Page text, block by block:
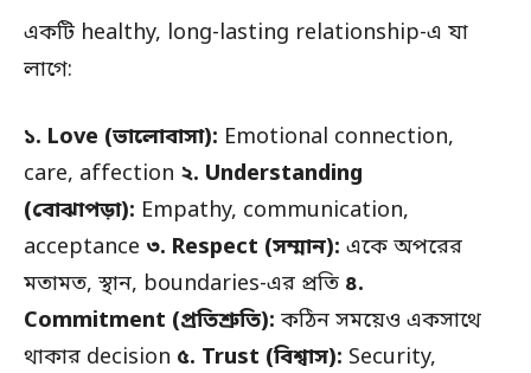
একটি healthy, long-lasting relationship-এ যা
লাগে:
১. Love (ভালোবাসা): Emotional connection,
care, affection ২. Understanding
(বোঝাপড়া): Empathy, communication,
acceptance ৩. Respect (সম্মান): একে অপরের
মতামত, স্থান, boundaries-এর প্রতি ৪.
Commitment (প্রতিশ্রুতি): কঠিন সময়েও একসাথে
থাকার decision ৫. Trust (বিশ্বাস): Security,